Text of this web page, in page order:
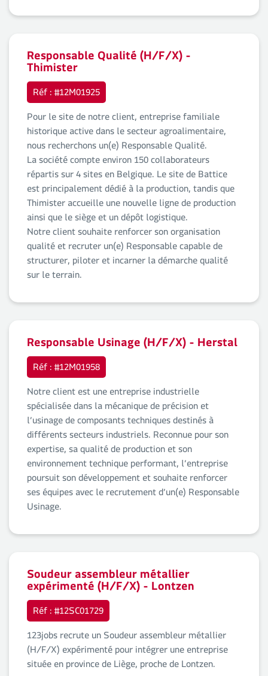
Responsable Qualité (H/F/X) -
Thimister
Réf : #12M01925
Pour le site de notre client, entreprise familiale
historique active dans le secteur agroalimentaire,
nous recherchons un(e) Responsable Qualité.
La société compte environ 150 collaborateurs
répartis sur 4 sites en Belgique. Le site de Battice
est principalement dédié à la production, tandis que
Thimister accueille une nouvelle ligne de production
ainsi que le siège et un dépôt logistique.
Notre client souhaite renforcer son organisation
qualité et recruter un(e) Responsable capable de
structurer, piloter et incarner la démarche qualité
sur le terrain.
Responsable Usinage (H/F/X) - Herstal
Réf : #12M01958
Notre client est une entreprise industrielle
spécialisée dans la mécanique de précision et
l’usinage de composants techniques destinés à
différents secteurs industriels. Reconnue pour son
expertise, sa qualité de production et son
environnement technique performant, l’entreprise
poursuit son développement et souhaite renforcer
ses équipes avec le recrutement d’un(e) Responsable
Usinage.
Soudeur assembleur métallier
expérimenté (H/F/X) - Lontzen
Réf : #12SC01729
123jobs recrute un Soudeur assembleur métallier
(H/F/X) expérimenté pour intégrer une entreprise
située en province de Liège, proche de Lontzen.